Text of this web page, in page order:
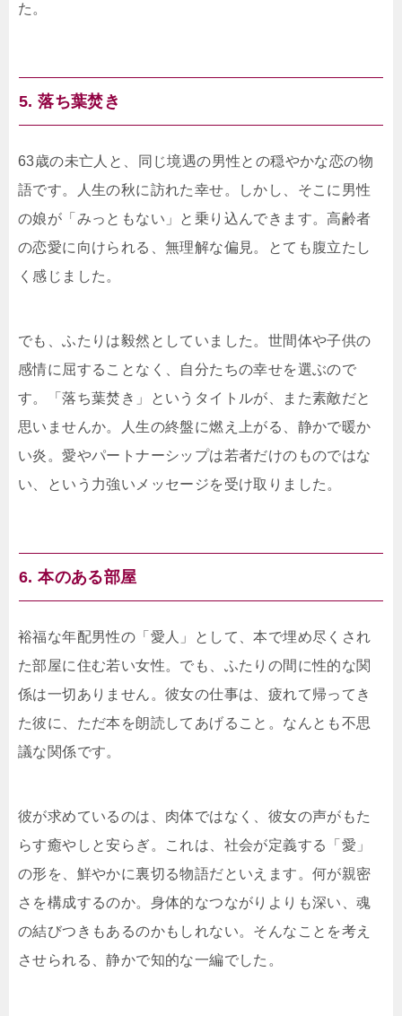
た。
5. 落ち葉焚き
63歳の未亡人と、同じ境遇の男性との穏やかな恋の物
語です。人生の秋に訪れた幸せ。しかし、そこに男性
の娘が「みっともない」と乗り込んできます。高齢者
の恋愛に向けられる、無理解な偏見。とても腹立たし
く感じました。
でも、ふたりは毅然としていました。世間体や子供の
感情に屈することなく、自分たちの幸せを選ぶので
す。「落ち葉焚き」というタイトルが、また素敵だと
思いませんか。人生の終盤に燃え上がる、静かで暖か
い炎。愛やパートナーシップは若者だけのものではな
い、という力強いメッセージを受け取りました。
6. 本のある部屋
裕福な年配男性の「愛人」として、本で埋め尽くされ
た部屋に住む若い女性。でも、ふたりの間に性的な関
係は一切ありません。彼女の仕事は、疲れて帰ってき
た彼に、ただ本を朗読してあげること。なんとも不思
議な関係です。
彼が求めているのは、肉体ではなく、彼女の声がもた
らす癒やしと安らぎ。これは、社会が定義する「愛」
の形を、鮮やかに裏切る物語だといえます。何が親密
さを構成するのか。身体的なつながりよりも深い、魂
の結びつきもあるのかもしれない。そんなことを考え
させられる、静かで知的な一編でした。